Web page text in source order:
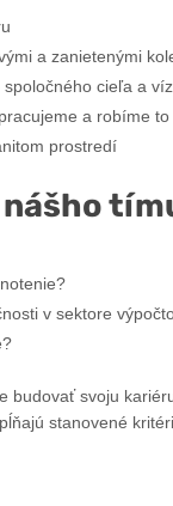
a zanietenými
cieľa a
a robíme
prostredí
v sektore
budovať svoju
stanovené